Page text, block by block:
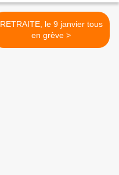
RETRAITE, le 9 janvier tous
en grève >